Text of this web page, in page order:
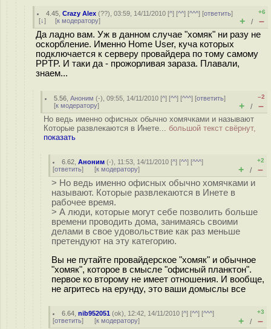
4.45 ,Crazy Alex (??), 03:59, 14/11/2010 [^] [^^] [^^^] [ответить]
[↓] [к модератору]
+6
+ / –
Да ладно вам. Уж в данном случае "хомяк" ни разу не
оскорбление. Именно Home User, куча которых
подключается к серверу провайдера по тому самому
PPTP. И таки да - прожорливая зараза. Плавали,
знаем...
5.56 ,Аноним (-), 09:55, 14/11/2010 [^] [^^] [^^^] [ответить]
[к модератору]
–2
+ / –
Но ведь именно офисных обычно хомячками и называют
Которые развлекаются в Инете... большой текст свёрнут,
показать
6.62 ,Аноним (-), 11:53, 14/11/2010 [^] [^^] [^^^]
[ответить] [к модератору]
+2
+ / –
> Но ведь именно офисных обычно хомячками и
называют. Которые развлекаются в Инете в
рабочее время.
> А люди, которые могут себе позволить больше
времени проводить дома, занимаясь своими
делами в свое удовольствие как раз меньше
претендуют на эту категорию.
Вы не путайте провайдерское "хомяк" и обычное
"хомяк", которое в смысле "офисный планктон".
первое ко второму не имеет отношения. И вообще,
не агритесь на ерунду, это ваши домыслы все
6.64 ,nib952051 (ok), 12:42, 14/11/2010 [^] [^^] [^^^]
[ответить] [к модератору]
+3
+ / –